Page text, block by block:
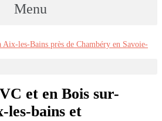
Menu
et en Bois sur-
les-bains et